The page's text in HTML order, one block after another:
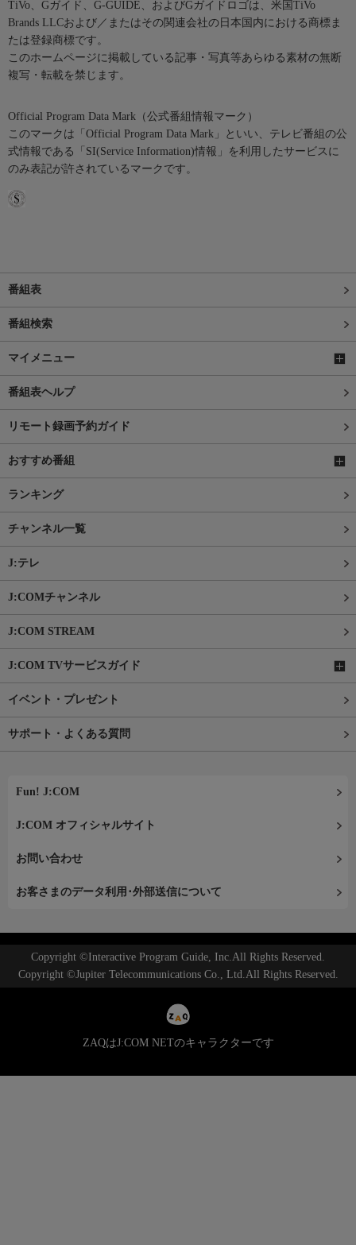
TiVo、Gガイド、G-GUIDE、およびGガイドロゴは、米国TiVo
Brands LLCおよび／またはその関連会社の日本国内における商標ま
たは登録商標です。
このホームページに掲載している記事・写真等あらゆる素材の無断
複写・転載を禁じます。
Official Program Data Mark（公式番組情報マーク）
このマークは「Official Program Data Mark」といい、テレビ番組の公
式情報である「SI(Service Information)情報」を利用したサービスに
のみ表記が許されているマークです。
番組表
番組検索
マイメニュー
番組表ヘルプ
リモート録画予約ガイド
おすすめ番組
ランキング
チャンネル一覧
J:テレ
J:COMチャンネル
J:COM STREAM
J:COM TVサービスガイド
イベント・プレゼント
サポート・よくある質問
Fun! J:COM
J:COM オフィシャルサイト
お問い合わせ
お客さまのデータ利用･外部送信について
Copyright ©Interactive Program Guide, Inc.All Rights Reserved.
Copyright ©Jupiter Telecommunications Co., Ltd.All Rights Reserved.
ZAQはJ:COM NETのキャラクターです